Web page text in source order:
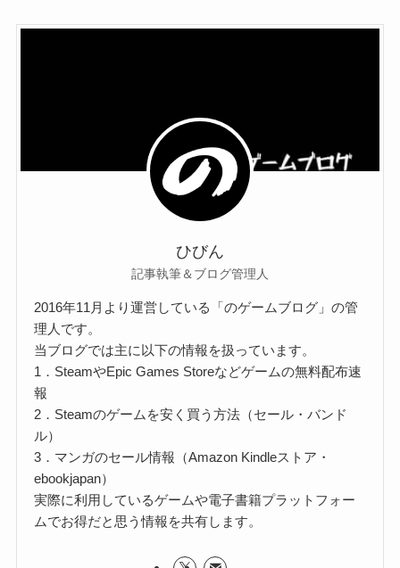
ひびん
記事執筆＆ブログ管理人
2016年11月より運営している「のゲームブログ」の管
理人です。
当ブログでは主に以下の情報を扱っています。
1．SteamやEpic Games Storeなどゲームの無料配布速
報
2．Steamのゲームを安く買う方法（セール・バンド
ル）
3．マンガのセール情報（Amazon Kindleストア・
ebookjapan）
実際に利用しているゲームや電子書籍プラットフォー
ムでお得だと思う情報を共有します。